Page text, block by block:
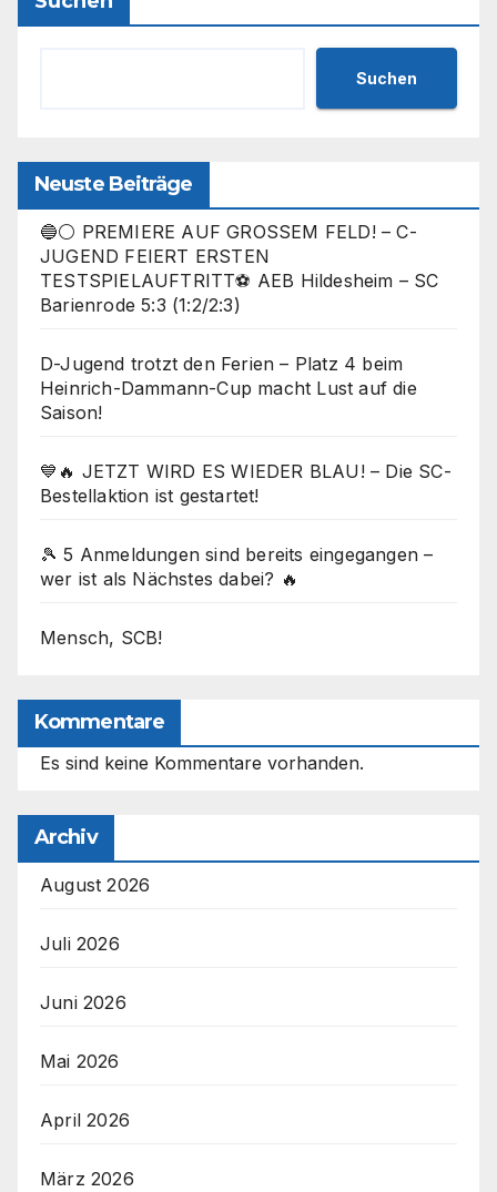
Suchen
Neuste Beiträge
🔵⚪ PREMIERE AUF GROSSEM FELD! – C-
JUGEND FEIERT ERSTEN
TESTSPIELAUFTRITT⚽ AEB Hildesheim – SC
Barienrode 5:3 (1:2/2:3)
D-Jugend trotzt den Ferien – Platz 4 beim
Heinrich-Dammann-Cup macht Lust auf die
Saison!
💙🔥 JETZT WIRD ES WIEDER BLAU! – Die SC-
Bestellaktion ist gestartet!
🎾 5 Anmeldungen sind bereits eingegangen –
wer ist als Nächstes dabei? 🔥
Mensch, SCB!
Kommentare
Es sind keine Kommentare vorhanden.
Archiv
August 2026
Juli 2026
Juni 2026
Mai 2026
April 2026
März 2026